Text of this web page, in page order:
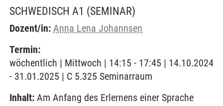
SCHWEDISCH A1 (SEMINAR)
Dozent/in: Anna Lena Johannsen
Termin:
wöchentlich | Mittwoch | 14:15 - 17:45 | 14.10.2024
- 31.01.2025 | C 5.325 Seminarraum
Inhalt: Am Anfang des Erlernens einer Sprache